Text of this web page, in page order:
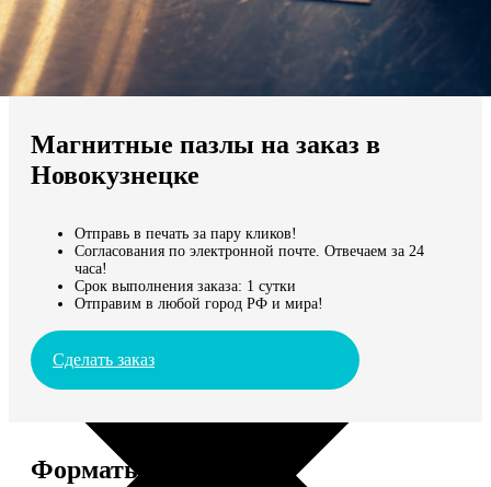
Мы доставляем по всему миру
Продолжить без города
Магнитные пазлы на заказ в
Новокузнецке
Отправь в печать за пару кликов!
Согласования по электронной почте. Отвечаем за 24
часа!
Срок выполнения заказа: 1 сутки
Отправим в любой город РФ и мира!
Сделать заказ
Форматы и цены